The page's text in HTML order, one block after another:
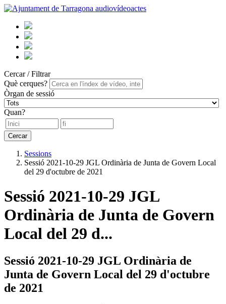
audiovídeoactes
Cercar / Filtrar
Què cerques?
Òrgan de sessió
Quan?
Cercar
Sessions
Sessió 2021-10-29 JGL Ordinària de Junta de Govern Local
del 29 d'octubre de 2021
Sessió 2021-10-29 JGL
Ordinària de Junta de Govern
Local del 29 d...
Sessió 2021-10-29 JGL Ordinària de
Junta de Govern Local del 29 d'octubre
de 2021